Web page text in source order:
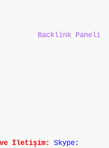
ve İletişim:
Skype: